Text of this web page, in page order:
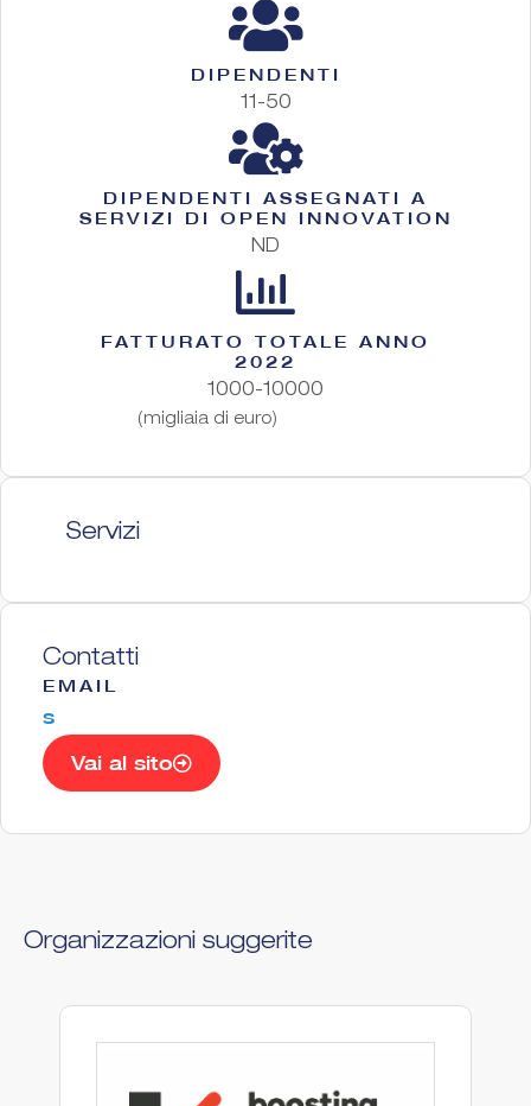
DIPENDENTI
11-50
DIPENDENTI ASSEGNATI A
SERVIZI DI OPEN INNOVATION
ND
FATTURATO TOTALE ANNO
2022
1000-10000
(migliaia di euro)
Servizi
Contatti
EMAIL
s
Vai al sito
Organizzazioni suggerite